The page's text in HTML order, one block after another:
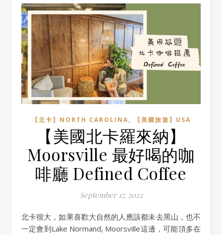
【北卡】NORTH CAROLINA, 【美國旅遊】USA
【美國北卡羅來納】
Moorsville 最好喝的咖
啡廳 Defined Coffee
September 17, 2022
北卡很大，如果喜歡大自然的人應該都未去黑山，也不
一定會到Lake Normand, Moorsville這邊，可能頂多在